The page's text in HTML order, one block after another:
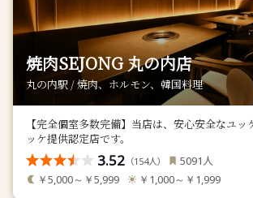
焼肉SEJONG 丸の内店
丸の内駅 / 焼肉、ホルモン、韓国料理
【完全個室多数完備】当店は、安心安全なユッ
ッケ提供認定店です。
3.52 （154人） 5091 人
￥5,000～￥5,999 ￥1,000～￥1,999